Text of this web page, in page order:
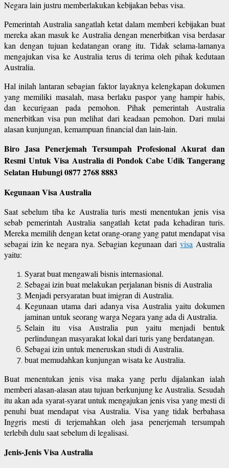
Negara lain justru memberlakukan kebijakan bebas visa.
Pemerintah Australia sangatlah ketat dalam memberi kebijakan buat
mereka akan masuk ke Australia dengan menerbitkan visa berdasar
kan dengan tujuan kedatangan orang itu. Tidak selama-lamanya
mengajukan visa ke Australia terus di terima oleh pihak kedutaan
Australia.
Hal inilah lantaran sebagian faktor layaknya kelengkapan dokumen
yang memiliki masalah, masa berlaku paspor yang hampir habis,
dan kecurigaan pada pemohon. Pihak pemerintah Australia
menerbitkan visa pun melihat dari keadaan pemohon. Dari mulai
alasan kunjungan, kemampuan financial dan lain-lain.
Biro Jasa Penerjemah Tersumpah Profesional Akurat dan
Resmi Untuk Visa Australia di Pondok Cabe Udik Tangerang
Selatan Hubungi 0877 2768 8883
Kegunaan Visa Australia
Saat sebelum tiba ke Australia turis mesti menentukan jenis visa
sebab pemerintah Australia sangatlah ketat pada kehadiran turis.
Mereka memilih dengan ketat orang-orang yang patut mendapat visa
sebagai izin ke negara nya. Sebagian kegunaan darivisa Australia
yaitu:
Syarat buat mengawali bisnis internasional.
Sebagai izin buat melakukan perjalanan bisnis di Australia
Menjadi persyaratan buat imigran di Australia.
Kegunaan utama dari adanya visa Australia yaitu dokumen
jaminan untuk seorang warga Negara yang ada di Australia.
Selain itu visa Australia pun yaitu menjadi bentuk
perlindungan masyarakat lokal dari turis yang berdatangan.
Sebagai izin untuk meneruskan studi di Australia.
buat memudahkan kunjungan wisata ke Australia.
Buat menentukan jenis visa maka yang perlu dijalankan ialah
memberi alasan-alasan atau tujuan berkunjung ke Australia. Sesudah
itu akan ada syarat-syarat untuk mengajukan jenis visa yang mesti di
penuhi buat mendapat visa Australia. Visa yang tidak berbahasa
Inggris mesti di terjemahkan oleh jasa penerjemah tersumpah
terlebih dulu saat sebelum di legalisasi.
Jenis-Jenis Visa Australia